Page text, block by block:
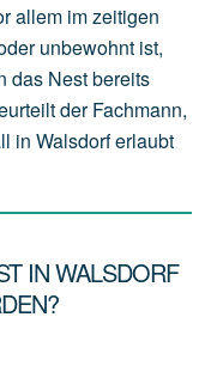
allem im zeitigen
unbewohnt ist,
das Nest bereits
der Fachmann,
in Walsdorf erlaubt
IN WALSDORF